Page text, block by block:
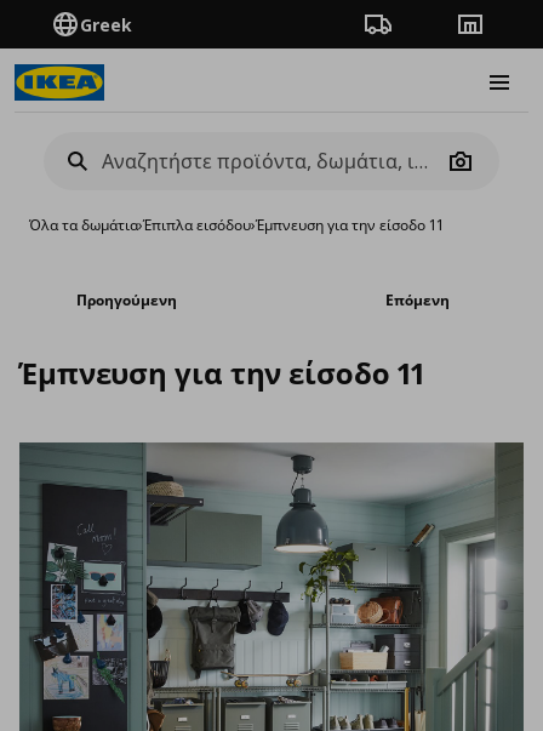
Greek Πορεία παραγγελίας
Camera
Όλα τα δωμάτια›Έπιπλα εισόδου›Έμπνευση για την είσοδο 11
Προηγούμενη Επόμενη
Έμπνευση για την είσοδο 11